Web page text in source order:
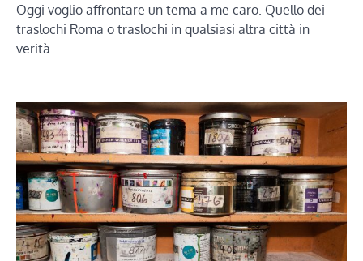
Oggi voglio affrontare un tema a me caro. Quello dei
traslochi Roma o traslochi in qualsiasi altra città in
verità.…